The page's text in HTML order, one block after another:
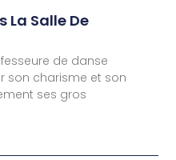
La Salle De
de danse
son charisme et son
ses gros